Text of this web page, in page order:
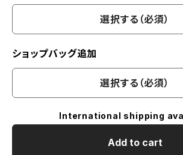
選択する（必須）
ショップバッグ追加
選択する（必須）
International shipping
Add to cart